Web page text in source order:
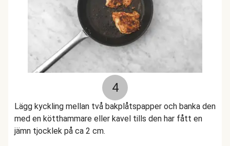
4
Lägg kyckling mellan två bakplåtspapper och banka den
med en kötthammare eller kavel tills den har fått en
jämn tjocklek på ca 2 cm.